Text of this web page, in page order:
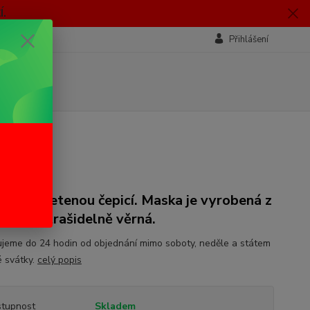
Přihlášení
s pletenou čepicí. Maska je vyrobená z
a je strašidelně věrná.
do 24 hodin od objednání mimo soboty, neděle a státem
svátky. celý popis
Skladem